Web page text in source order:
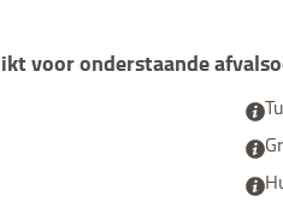
voor onderstaande